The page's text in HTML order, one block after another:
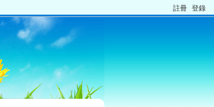
註冊 登錄